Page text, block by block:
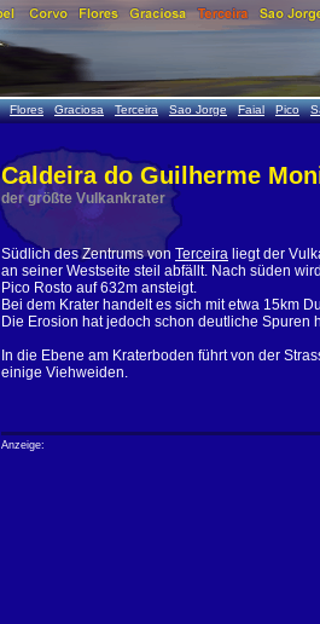
Flores Graciosa Terceira Sao Jorge Faial Pico
Caldeira do Guilherme
der größte Vulkankrater
Südlich des Zentrums von Terceira liegt der
an seiner Westseite steil abfällt. Nach süden
Pico Rosto auf 632m ansteigt.
Bei dem Krater handelt es sich mit etwa 15km
Die Erosion hat jedoch schon deutliche Spuren
In die Ebene am Kraterboden führt von der
einige Viehweiden.
Anzeige: